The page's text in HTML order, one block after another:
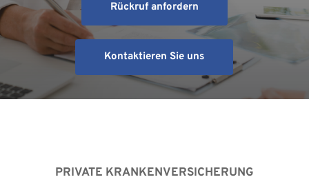
Rückruf anfordern
Kontaktieren Sie uns
PRIVATE KRANKENVERSICHERUNG